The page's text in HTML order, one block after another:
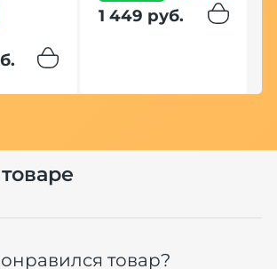
1 449 руб.
товар?